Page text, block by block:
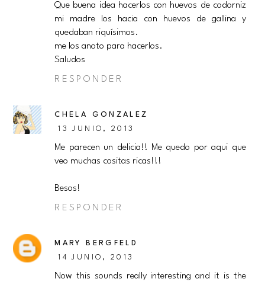
Que buena idea hacerlos con huevos de codorniz
mi madre los hacia con huevos de gallina y
quedaban riquísimos.
me los anoto para hacerlos.
Saludos
RESPONDER
CHELA GONZALEZ
13 JUNIO, 2013
Me parecen un delicia!! Me quedo por aqui que
veo muchas cositas ricas!!!
Besos!
RESPONDER
MARY BERGFELD
14 JUNIO, 2013
Now this sounds really interesting and it is the